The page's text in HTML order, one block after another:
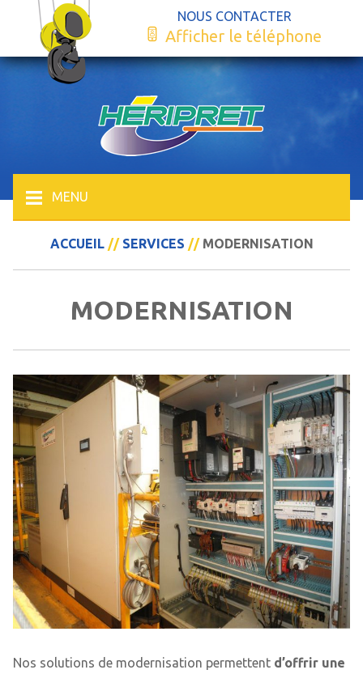
NOUS CONTACTER
Afficher le téléphone
MENU
ACCUEIL// SERVICES // MODERNISATION
MODERNISATION
Nos solutions de modernisation permettent d’offrir une